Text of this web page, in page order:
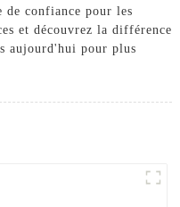
confiance pour les
et découvrez la différence
aujourd'hui pour plus